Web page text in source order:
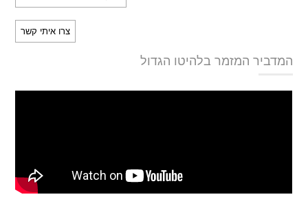
המדביר המזמר בלהיטו הגדול